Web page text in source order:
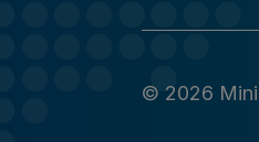
© 2026